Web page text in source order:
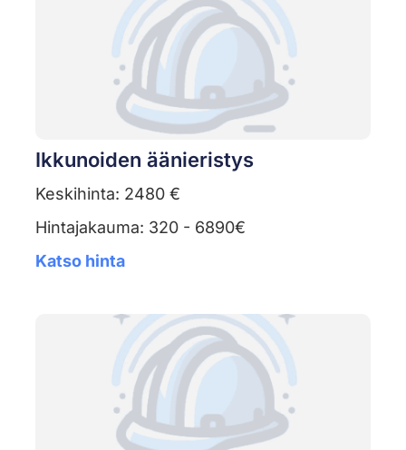
Ikkunoiden äänieristys
Keskihinta: 2480 €
Hintajakauma: 320 - 6890€
Katso hinta